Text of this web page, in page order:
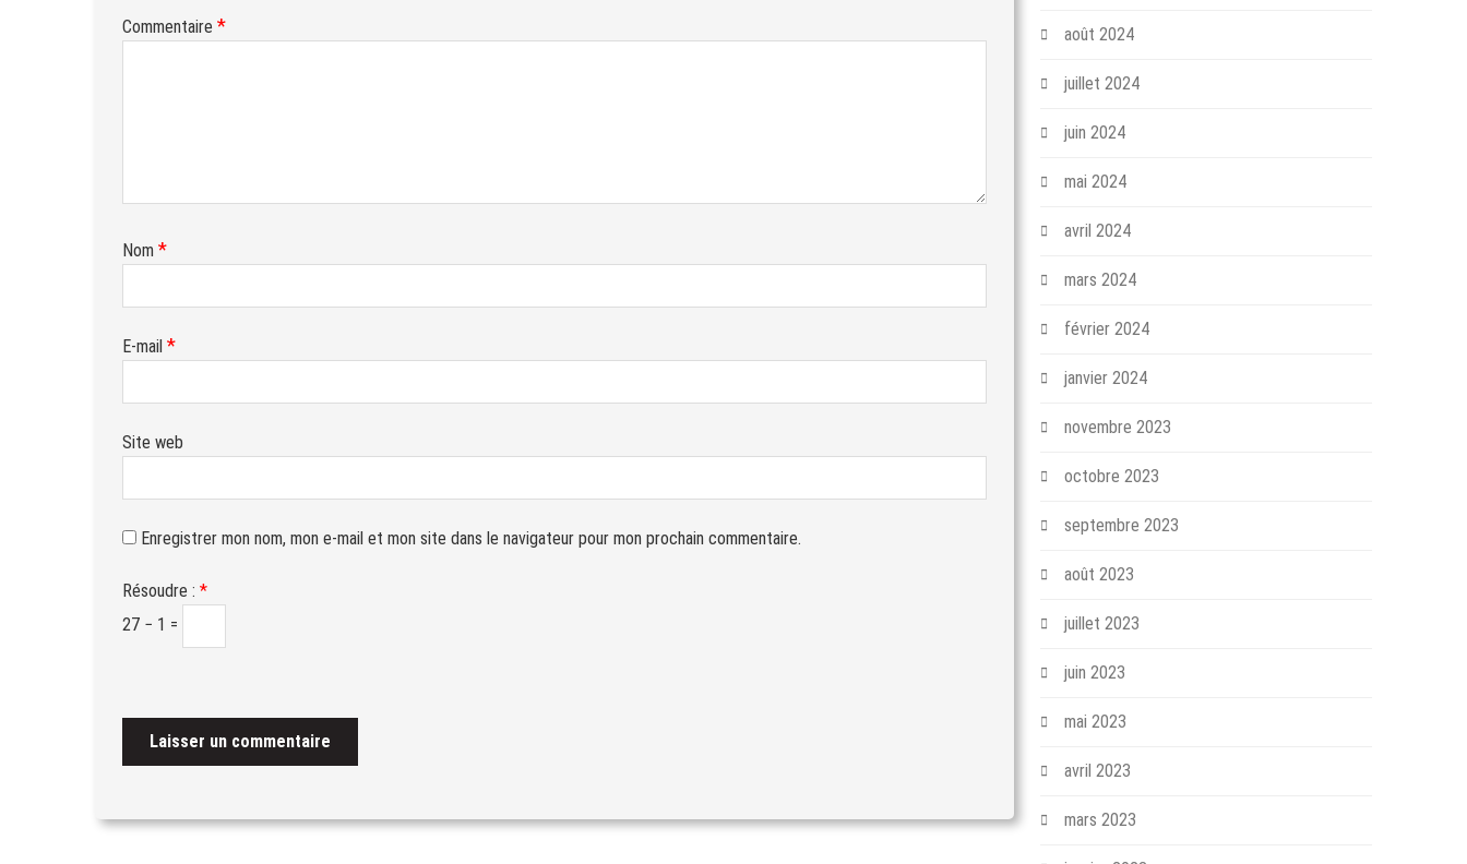
Commentaire *
Nom *
E-mail *
Site web
Enregistrer mon nom, mon e-mail et mon site dans le navigateur pour mon prochain commentaire.
Résoudre : *
27 − 1 =
août 2024
juillet 2024
juin 2024
mai 2024
avril 2024
mars 2024
février 2024
janvier 2024
novembre 2023
octobre 2023
septembre 2023
août 2023
juillet 2023
juin 2023
mai 2023
avril 2023
mars 2023